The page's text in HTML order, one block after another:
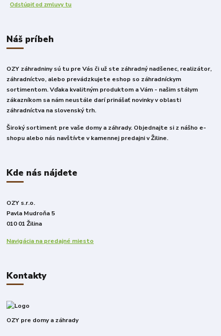
Odstúpiť od zmluvy tu
Náš príbeh
OZY záhradniny sú tu pre Vás či už ste záhradný nadšenec, realizátor,
záhradníctvo, alebo prevádzkujete eshop so záhradníckym
sortimentom. Vďaka kvalitným produktom a Vám - našim stálym
zákazníkom sa nám neustále darí prinášať novinky v oblasti
záhradníctva na slovenský trh.
Široký sortiment pre vaše domy a záhrady. Objednajte si z nášho e-
shopu alebo nás navštívte v kamennej predajni v Žiline.
Kde nás nájdete
OZY s.r.o.
Pavla Mudroňa 5
010 01 Žilina
Navigácia na predajné miesto
Kontakty
OZY pre domy a záhrady